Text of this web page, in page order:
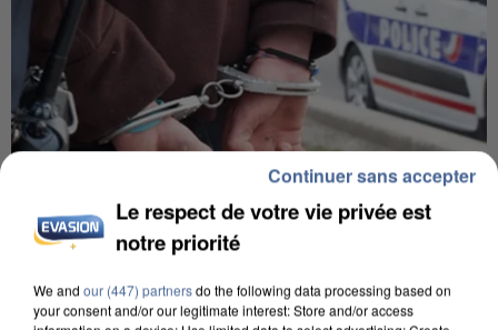
L’UN DES FONDATEURS SUPPOSÉS DE LA DZ
MAFIA INTERPELLÉ EN ALGÉRIE
Le respect de votre vie privée est
notre priorité
We and our (447) partnersdo the following data processing based on
your consent and/or our legitimate interest: Store and/or access
Continuer sans accepter